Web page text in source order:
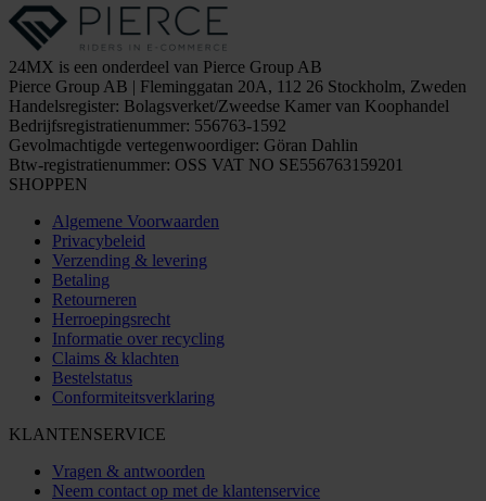
24MX is een onderdeel van Pierce Group AB
Pierce Group AB | Fleminggatan 20A, 112 26 Stockholm, Zweden
Handelsregister: Bolagsverket/Zweedse Kamer van Koophandel
Bedrijfsregistratienummer: 556763-1592
Gevolmachtigde vertegenwoordiger: Göran Dahlin
Btw-registratienummer: OSS VAT NO SE556763159201
SHOPPEN
Algemene Voorwaarden
Privacybeleid
Verzending & levering
Betaling
Retourneren
Herroepingsrecht
Informatie over recycling
Claims & klachten
Bestelstatus
Conformiteitsverklaring
KLANTENSERVICE
Vragen & antwoorden
Neem contact op met de klantenservice